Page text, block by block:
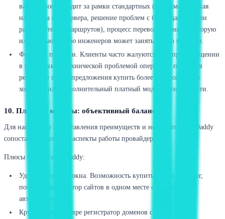
ваш вопрос выходит за рамки стандартных (например, тонкая
настройка веб-сервера, решение проблем с базой данных или
разбор сетевых маршрутов), процесс перевода звонка на вторую
или третью линию инженеров может занять много времени.
Фокус на продажи. Клиенты часто жалуются, что при обращении
в поддержку с технической проблемой операторы пытаются
решить ее путем предложения купить более дорогой тариф
хостинга или дополнительный платный модуль безопасности.
10. Плюсы и минусы: объективный баланс
Для наглядного представления преимуществ и недостатков GoDaddy
сопоставим ключевые аспекты работы провайдера.
Плюсы хостинга GoDaddy:
Удобство одного окна. Возможность купить домен, хостинг,
почту и конструктор сайтов в одном месте с единой
авторизацией.
Крупнейший в мире регистратор доменов с надежной и